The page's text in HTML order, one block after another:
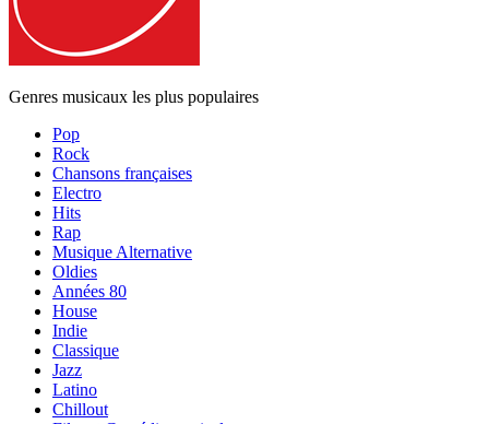
Genres musicaux les plus populaires
Pop
Rock
Chansons françaises
Electro
Hits
Rap
Musique Alternative
Oldies
Années 80
House
Indie
Classique
Jazz
Latino
Chillout